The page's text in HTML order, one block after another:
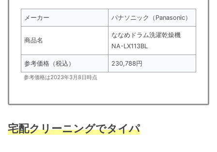
メーカー パナソニック（Panasonic）
商品名
ななめドラム洗濯乾燥機
NA-LX113BL
参考価格（税込） 230,788円
参考価格は2023年3月8日時点
宅配クリーニングでタイパ